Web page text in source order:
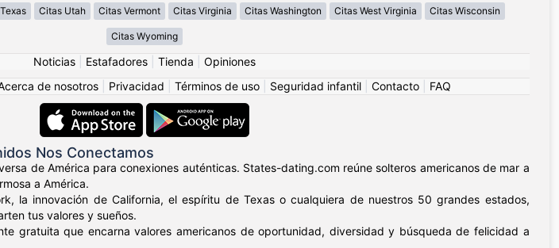
Citas Utah Citas Vermont Citas Virginia Citas Washington Citas West Virginia Citas Wisconsin
Citas Wyoming
Noticias Estafadores Tienda
Opiniones
de nosotros Privacidad Términos de uso Seguridad infantil Contacto FAQ
Nos Conectamos
de América para conexiones auténticas. States-dating.com reúne solteros americanos de mar a
a América.
la innovación de California, el espíritu de Texas o cualquiera de nuestros 50 grandes estados,
tus valores y sueños.
gratuita que encarna valores americanos de oportunidad, diversidad y búsqueda de felicidad a